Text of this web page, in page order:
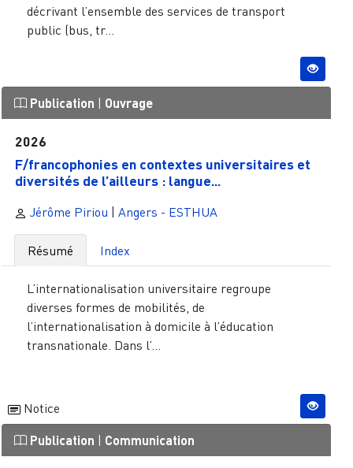
décrivant l’ensemble des services de transport
public (bus, tr...
Publication | Ouvrage
2026
F/francophonies en contextes universitaires et
diversités de l’ailleurs : langue...
Jérôme Piriou Angers - ESTHUA
Résumé Index
L’internationalisation universitaire regroupe
diverses formes de mobilités, de
l’internationalisation à domicile à l’éducation
transnationale. Dans l’...
Notice
Publication Communication